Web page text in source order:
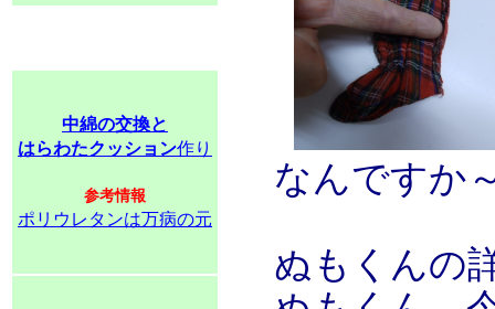
中綿の交換と
はらわたクッション作り
参考情報
ポリウレタンは万病の元
なんですか
ぬもくんの